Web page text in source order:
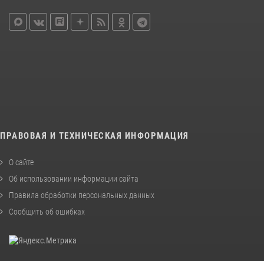
ПРАВОВАЯ И ТЕХНИЧЕСКАЯ ИНФОРМАЦИЯ
О сайте
Об использовании информации сайта
Правила обработки персональных данных
Сообщить об ошибках